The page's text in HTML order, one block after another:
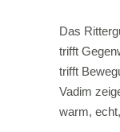
Das
trifft
trifft
Vadim
warm,